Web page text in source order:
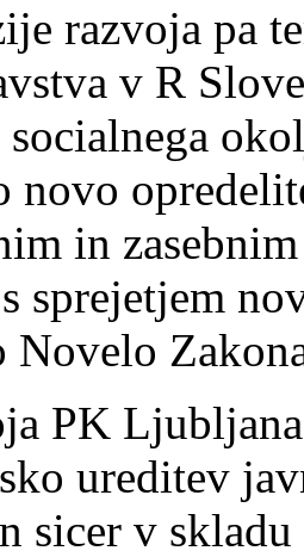
razvoja pa
v R
novo
in
sprejetjem
Novelo
PK
ureditev
sicer v